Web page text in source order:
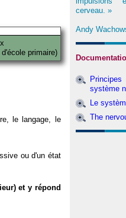
primaire)
le langage, le
ou d'un état
et y répond
cerveau. »
Andy
système
Le
The